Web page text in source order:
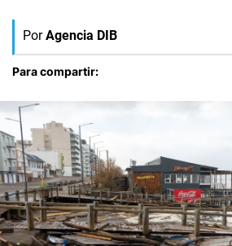
Por Agencia DIB
Para compartir: